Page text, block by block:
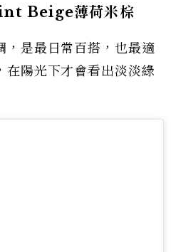
Beige薄荷米棕
，是最日常百搭，也最適
在陽光下才會看出淡淡綠